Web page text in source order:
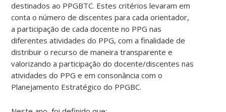
destinados ao PPGBTC. Estes critérios levaram em
conta o número de discentes para cada orientador,
a participação de cada docente no PPG nas
diferentes atividades do PPG, com a finalidade de
distribuir o recurso de maneira transparente e
valorizando a participação do docente/discentes nas
atividades do PPG e em consonância com o
Planejamento Estratégico do PPGBC.